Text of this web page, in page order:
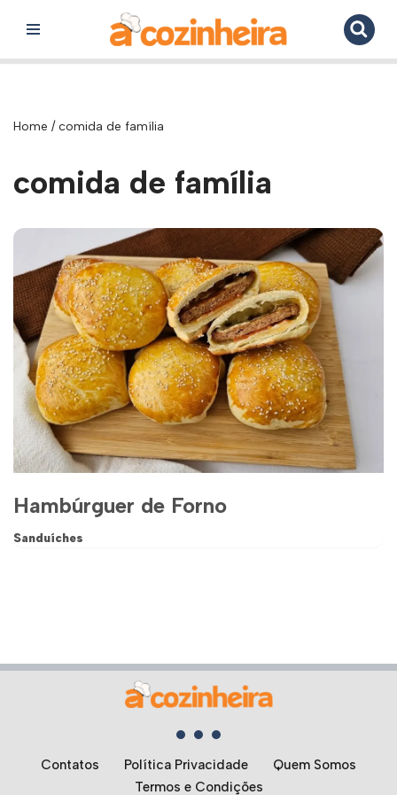
para
Home /comida de família
comida de família
Hambúrguer de Forno
Sanduíches
Contatos Política Privacidade
Quem Somos
Termos e Condições